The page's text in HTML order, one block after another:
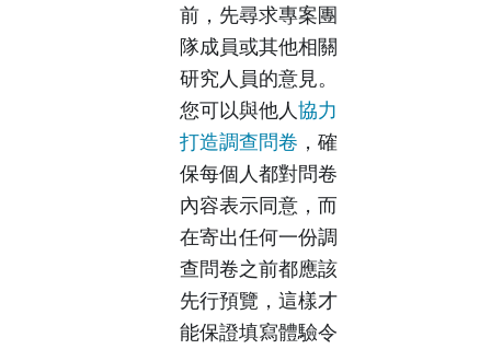
前，先尋求專案團
隊成員或其他相關
研究人員的意見。
您可以與他人協力
打造調查問卷 ，確
保每個人都對問卷
內容表示同意，而
在寄出任何一份調
查問卷之前都應該
先行預覽，這樣才
能保證填寫體驗令